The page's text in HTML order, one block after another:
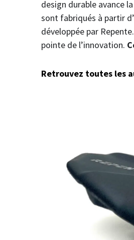
design durable avance
sont fabriqués à partir
développée par
pointe de l’innovation.
Retrouvez toutes les